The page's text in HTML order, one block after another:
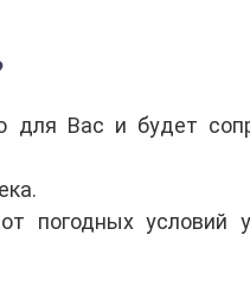
для Вас и будет
погодных условий